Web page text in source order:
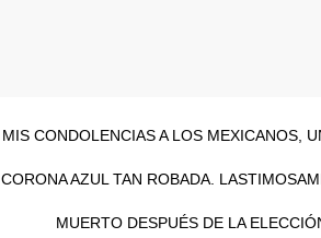
MIS CONDOLENCIAS A LOS MEXICANOS,
CORONA AZUL TAN ROBADA.
MUERTO DESPUÉS DE LA